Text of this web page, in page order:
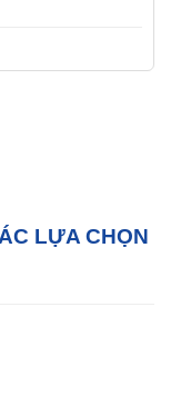
LỰA CHỌN